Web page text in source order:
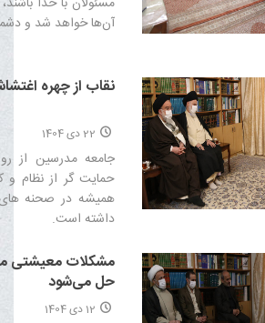
آن‌ها خواهد شد و
نقاب از چهره
22 دی 1404
جامعه مدرسین از
حمایت گر از نظام
همیشه در صحنه
داشته است.‌
مشکلات معیشتی
حل می‌شود
12 دی 1404